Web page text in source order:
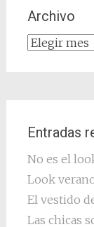
Archivo
Archivo
Entradas
No es el
Look
El vestido
Las chicas